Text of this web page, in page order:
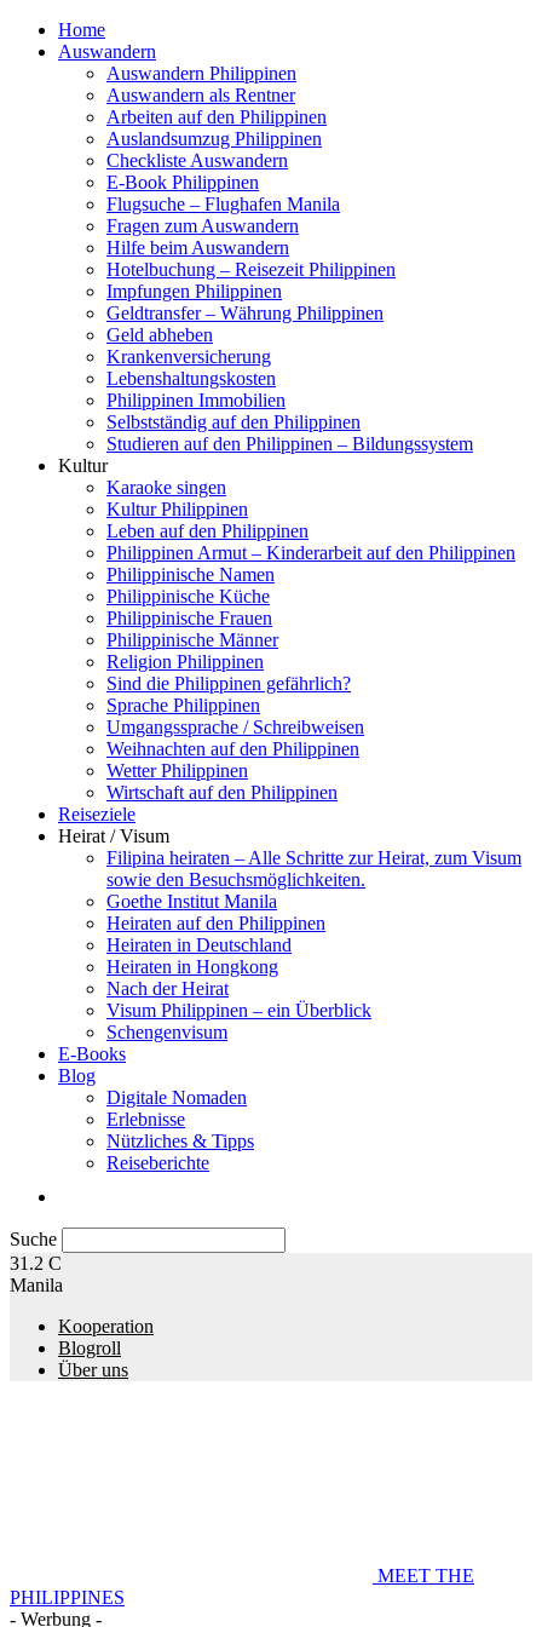
Home
Auswandern
Auswandern Philippinen
Auswandern als Rentner
Arbeiten auf den Philippinen
Auslandsumzug Philippinen
Checkliste Auswandern
E-Book Philippinen
Flugsuche – Flughafen Manila
Fragen zum Auswandern
Hilfe beim Auswandern
Hotelbuchung – Reisezeit Philippinen
Impfungen Philippinen
Geldtransfer – Währung Philippinen
Geld abheben
Krankenversicherung
Lebenshaltungskosten
Philippinen Immobilien
Selbstständig auf den Philippinen
Studieren auf den Philippinen – Bildungssystem
Kultur
Karaoke singen
Kultur Philippinen
Leben auf den Philippinen
Philippinen Armut – Kinderarbeit auf den Philippinen
Philippinische Namen
Philippinische Küche
Philippinische Frauen
Philippinische Männer
Religion Philippinen
Sind die Philippinen gefährlich?
Sprache Philippinen
Umgangssprache / Schreibweisen
Weihnachten auf den Philippinen
Wetter Philippinen
Wirtschaft auf den Philippinen
Reiseziele
Heirat / Visum
Filipina heiraten – Alle Schritte zur Heirat, zum Visum
sowie den Besuchsmöglichkeiten.
Goethe Institut Manila
Heiraten auf den Philippinen
Heiraten in Deutschland
Heiraten in Hongkong
Nach der Heirat
Visum Philippinen – ein Überblick
Schengenvisum
E-Books
Blog
Digitale Nomaden
Erlebnisse
Nützliches & Tipps
Reiseberichte
Suche
31.2 C
Manila
Kooperation
Blogroll
Über uns
MEET THE
PHILIPPINES
- Werbung -